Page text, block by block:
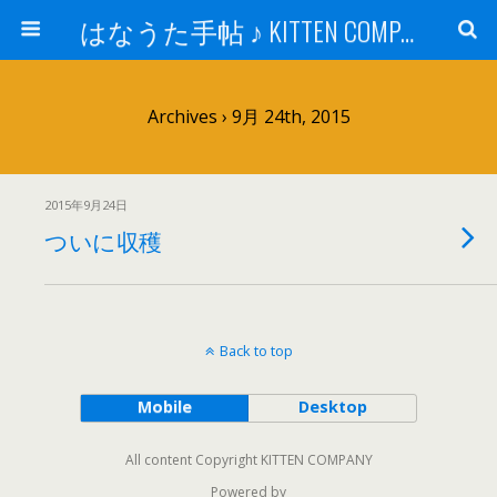
はなうた手帖 ♪ KITTEN COMPANY
Archives › 9月 24th, 2015
2015年9月24日
ついに収穫
Back to top
Mobile Desktop
All content Copyright KITTEN COMPANY
Powered by